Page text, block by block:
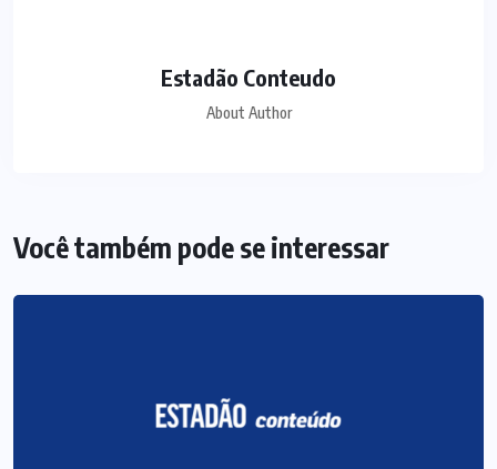
Estadão Conteudo
About Author
Você também pode se interessar